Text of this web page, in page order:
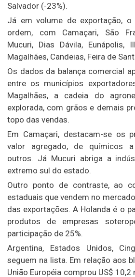
Salvador (-23%).
Já em volume de exportação, o
ordem, com Camaçari, São
Mucuri, Dias Dávila, Eunápolis,
Magalhães, Candeias, Feira de
Os dados da balança comercial
entre os municípios
Magalhães, a cadeia do
explorada, com grãos e demais
topo das vendas.
Em Camaçari, destacam-se os
valor agregado, de químicos
outros. Já Mucuri abriga a
extremo sul do estado.
Outro ponto de contraste, ao
estaduais que vendem no
das exportações. A Holanda é o
produtos de empresas
participação de 25%.
Argentina, Estados Unidos,
seguem na lista. Em relação aos
União Européia comprou US$